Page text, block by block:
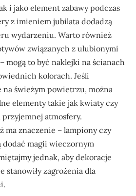
i jako element zabawy podczas
z imieniem jubilata dodadzą
wydarzeniu. Warto również
związanych z ulubionymi
mogą to być naklejki na ścianach
kolorach. Jeśli
świeżym powietrzu, można
elementy takie jak kwiaty czy
atmosfery.
ma znaczenie – lampiony czy
dodać magii wieczornym
jednak, aby dekoracje
stanowiły zagrożenia dla